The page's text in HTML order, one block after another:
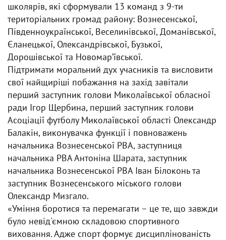
школярів, які сформували 13 команд з 9-ти
територіальних громад району: Вознесенської,
Південноукраїнської, Веселинівської, Доманівської,
Єланецької, Олександрівської, Бузької,
Дорошівської та Новомарʼївської.
Підтримати моральний дух учасників та висловити
свої найщиріші побажання на захід завітали
перший заступник голови Миколаївської обласної
ради Ігор Щербина, перший заступник голови
Асоціації футболу Миколаївської області Олександр
Балакін, виконувачка функції і повноважень
начальника Вознесенської РВА, заступниця
начальника РВА Антоніна Шарата, заступник
начальника Вознесенської РВА Іван Білоконь та
заступник Вознесенського міського голови
Олександр Мизгало.
«Уміння боротися та перемагати – це те, що завжди
було невід'ємною складовою спортивного
виховання. Адже спорт формує дисциплінованість